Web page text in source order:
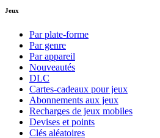
Jeux
Par plate-forme
Par genre
Par appareil
Nouveautés
DLC
Cartes-cadeaux pour jeux
Abonnements aux jeux
Recharges de jeux mobiles
Devises et points
Clés aléatoires